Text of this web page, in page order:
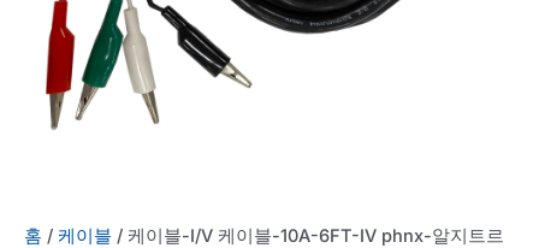
홈 / 케이블 / 케이블-I/V 케이블-10A-6FT-IV phnx-알지트르